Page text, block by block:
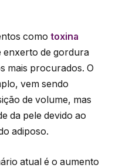
como toxina
enxerto de gordura
mais procurados. O
vem sendo
de volume, mas
da pele devido ao
adiposo.
atual é o aumento